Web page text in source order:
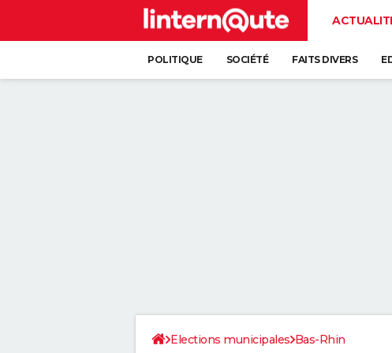
POLITIQUE SOCIÉTÉ FAITS DIVERS
Elections municipales Bas-Rhin